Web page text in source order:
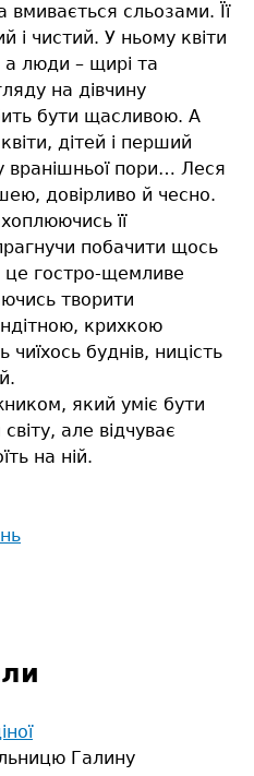
сльозами. Її
і чистий. У ньому квіти
люди – щирі та
на дівчину
бути щасливою. А
дітей і перший
вранішньої пори… Леся
довірливо й чесно.
її
побачити щось
гостро-щемливе
творити
крихкою
чиїхось буднів, ницість
який уміє бути
але відчуває
на ній.
Галину